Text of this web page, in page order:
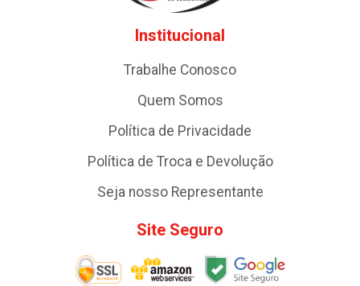
Institucional
Trabalhe Conosco
Quem Somos
Política de Privacidade
Política de Troca e Devolução
Seja nosso Representante
Site Seguro